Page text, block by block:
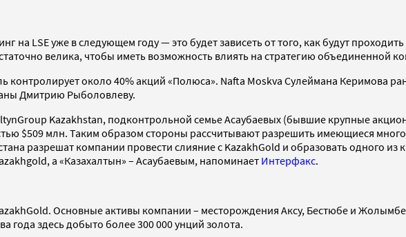
на LSE уже в следующем году — это будет зависеть от того, как будут
велика, чтобы иметь возможность влиять на стратегию объединенной
около 40% акций «Полюса». Nafta Moskva Сулеймана Керимова
Дмитрию Рыболовлеву.
Kazakhstan, подконтрольной семье Асаубаевых (бывшие крупные
$509 млн. Таким образом стороны рассчитывают разрешить имеющиеся
разрешат компании провести слияние с KazakhGold и образовать одного
а «Казахалтын» – Асаубаевым, напоминает Интерфакс.
Основные активы компании – месторождения Аксу, Бестюбе и
года здесь добыто более 300 000 унций золота.